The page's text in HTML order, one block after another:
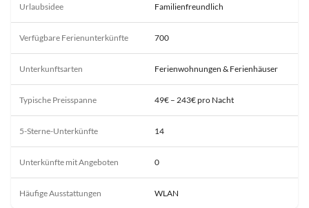
Urlaubsidee Familienfreundlich
Verfügbare Ferienunterkünfte 700
Unterkunftsarten Ferienwohnungen & Ferienhäuser
Typische Preisspanne 49€ – 243€ pro Nacht
5-Sterne-Unterkünfte 14
Unterkünfte mit Angeboten 0
Häufige Ausstattungen WLAN